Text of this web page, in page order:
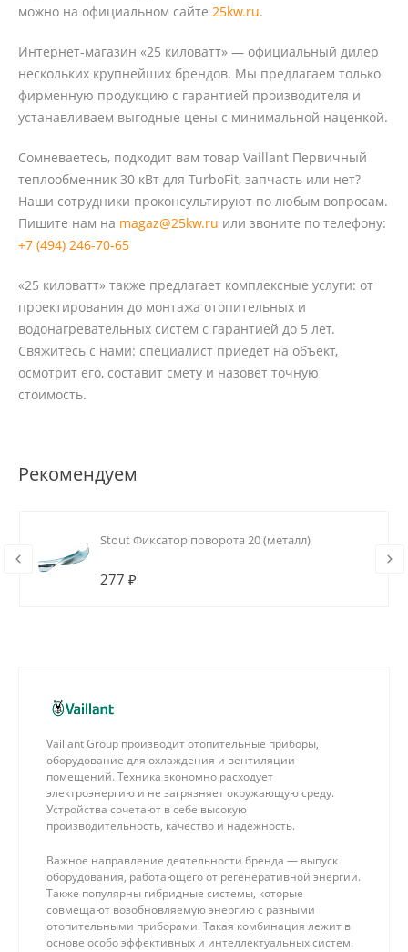
можно на официальном сайте 25kw.ru.
Интернет-магазин «25 киловатт» — официальный дилер
нескольких крупнейших брендов. Мы предлагаем только
фирменную продукцию с гарантией производителя и
устанавливаем выгодные цены с минимальной наценкой.
Сомневаетесь, подходит вам товар Vaillant Первичный
теплообменник 30 кВт для TurboFit, запчасть или нет?
Наши сотрудники проконсультируют по любым вопросам.
Пишите нам на magaz@25kw.ru или звоните по телефону:
+7 (494) 246-70-65
«25 киловатт» также предлагает комплексные услуги: от
проектирования до монтажа отопительных и
водонагревательных систем с гарантией до 5 лет.
Свяжитесь с нами: специалист приедет на объект,
осмотрит его, составит смету и назовет точную
стоимость.
Рекомендуем
Stout Фиксатор поворота 20 (металл)
277 ₽
Vaillant Group производит отопительные приборы,
оборудование для охлаждения и вентиляции
помещений. Техника экономно расходует
электроэнергию и не загрязняет окружающую среду.
Устройства сочетают в себе высокую
производительность, качество и надежность.
Важное направление деятельности бренда — выпуск
оборудования, работающего от регенеративной энергии.
Также популярны гибридные системы, которые
совмещают возобновляемую энергию с разными
отопительными приборами. Такая комбинация лежит в
основе особо эффективных и интеллектуальных систем.